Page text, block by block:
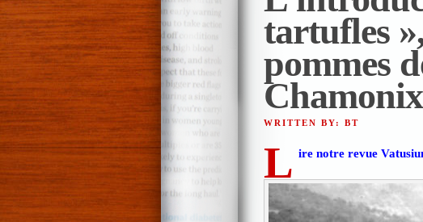
tartufles
pommes
Chamonix
WRITTEN BY: BT
L ire notre revue